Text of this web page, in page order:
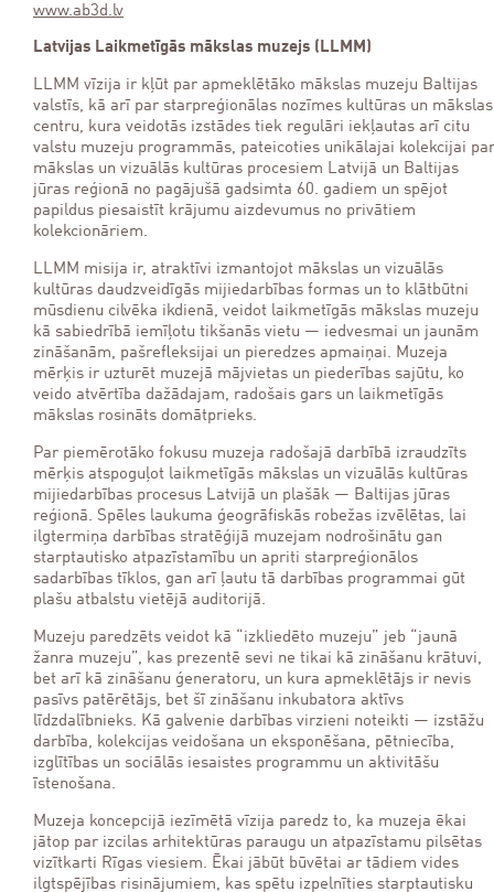
www.ab3d.lv
Latvijas Laikmetīgās mākslas muzejs (LLMM)
LLMM vīzija ir kļūt par apmeklētāko mākslas muzeju Baltijas
valstīs, kā arī par starpreģionālas nozīmes kultūras un mākslas
centru, kura veidotās izstādes tiek regulāri iekļautas arī citu
valstu muzeju programmās, pateicoties unikālajai kolekcijai par
mākslas un vizuālās kultūras procesiem Latvijā un Baltijas
jūras reģionā no pagājušā gadsimta 60. gadiem un spējot
papildus piesaistīt krājumu aizdevumus no privātiem
kolekcionāriem.
LLMM misija ir, atraktīvi izmantojot mākslas un vizuālās
kultūras daudzveidīgās mijiedarbības formas un to klātbūtni
mūsdienu cilvēka ikdienā, veidot laikmetīgās mākslas muzeju
kā sabiedrībā iemīļotu tikšanās vietu — iedvesmai un jaunām
zināšanām, pašrefleksijai un pieredzes apmaiņai. Muzeja
mērķis ir uzturēt muzejā mājvietas un piederības sajūtu, ko
veido atvērtība dažādajam, radošais gars un laikmetīgās
mākslas rosināts domātprieks.
Par piemērotāko fokusu muzeja radošajā darbībā izraudzīts
mērķis atspoguļot laikmetīgās mākslas un vizuālās kultūras
mijiedarbības procesus Latvijā un plašāk — Baltijas jūras
reģionā. Spēles laukuma ģeogrāfiskās robežas izvēlētas, lai
ilgtermiņa darbības stratēģijā muzejam nodrošinātu gan
starptautisko atpazīstamību un apriti starpreģionālos
sadarbības tīklos, gan arī ļautu tā darbības programmai gūt
plašu atbalstu vietējā auditorijā.
Muzeju paredzēts veidot kā “izkliedēto muzeju” jeb “jaunā
žanra muzeju”, kas prezentē sevi ne tikai kā zināšanu krātuvi,
bet arī kā zināšanu ģeneratoru, un kura apmeklētājs ir nevis
pasīvs patērētājs, bet šī zināšanu inkubatora aktīvs
līdzdalībnieks. Kā galvenie darbības virzieni noteikti — izstāžu
darbība, kolekcijas veidošana un eksponēšana, pētniecība,
izglītības un sociālās iesaistes programmu un aktivitāšu
īstenošana.
Muzeja koncepcijā iezīmētā vīzija paredz to, ka muzeja ēkai
jātop par izcilas arhitektūras paraugu un atpazīstamu pilsētas
vizītkarti Rīgas viesiem. Ēkai jābūt būvētai ar tādiem vides
ilgtspējības risinājumiem, kas spētu izpelnīties starptautisku